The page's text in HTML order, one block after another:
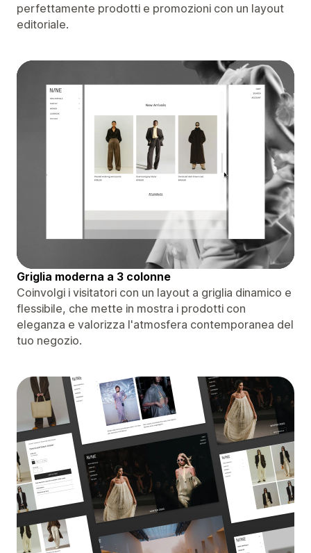
perfettamente prodotti e promozioni con un layout
editoriale.
Griglia moderna a 3 colonne
Coinvolgi i visitatori con un layout a griglia dinamico e
flessibile, che mette in mostra i prodotti con
eleganza e valorizza l'atmosfera contemporanea del
tuo negozio.